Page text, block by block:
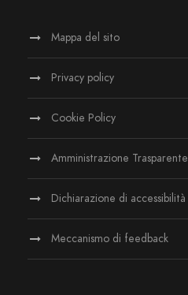
Mappa del sito
Privacy policy
Cookie Policy
Amministrazione Trasparente
Dichiarazione di accessibilità
Meccanismo di feedback